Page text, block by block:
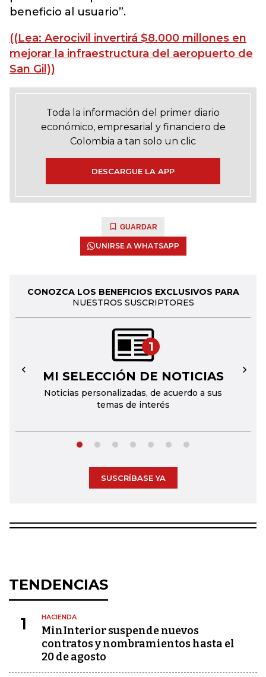
beneficio al usuario”.
((Lea: Aerocivil invertirá $8.000 millones en
mejorar la infraestructura del aeropuerto de
San Gil))
Toda la información del primer diario
económico, empresarial y financiero de
Colombia a tan solo un clic
DESCARGUE LA APP
GUARDAR
UNIRSE A WHATSAPP
CONOZCA LOS BENEFICIOS EXCLUSIVOS PARA
NUESTROS SUSCRIPTORES
1
MI SELECCIÓN DE NOTICIAS
Noticias personalizadas, de acuerdo a sus
temas de interés
← →
SUSCRÍBASE YA
TENDENCIAS
1 HACIENDA
MinInterior suspende nuevos
contratos y nombramientos hasta el
20 de agosto